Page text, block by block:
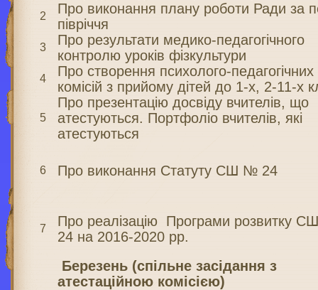
2
Про виконання плану роботи Ради за
півріччя
3
Про результати медико-педагогічного
контролю уроків фізкультури
4
Про створення психолого-педагогічних
комісій з прийому дітей до 1-х, 2-11-х
5
Про презентацію досвіду вчителів, що
атестуються. Портфоліо вчителів, які
атестуються
6 Про виконання Статуту СШ № 24
7
Про реалізацію Програми розвитку
24 на 2016-2020 рр.
Березень (спільне засідання з
атестаційною комісією)